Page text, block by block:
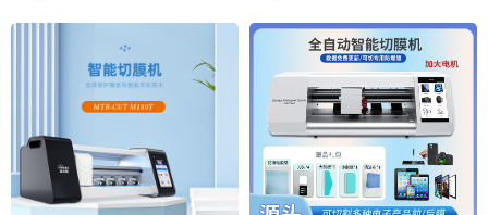
pantalla de radio de
intercomunicación al aire
libre fuera de la carretera
de alta potencia plataforma
de vehículos
cara de tinta de papel
electrónico